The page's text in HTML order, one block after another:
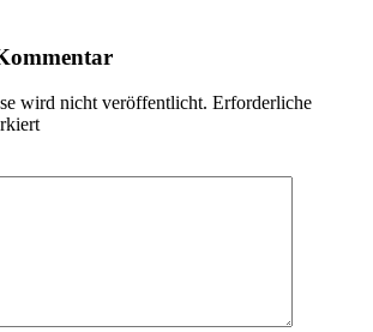
wird nicht veröffentlicht. Erforderliche